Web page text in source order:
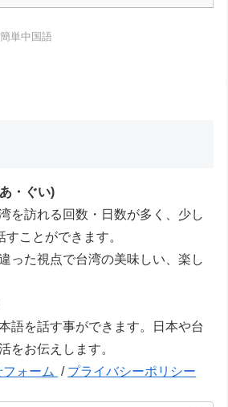
単中国語
・ぐい)
を訪れる回数・日数が多く、少し
ことができます。
った視点で台湾の美味しい、楽し
語を話す事ができます。日本や台
をお伝えします。
ォーム / プライバシーポリシー